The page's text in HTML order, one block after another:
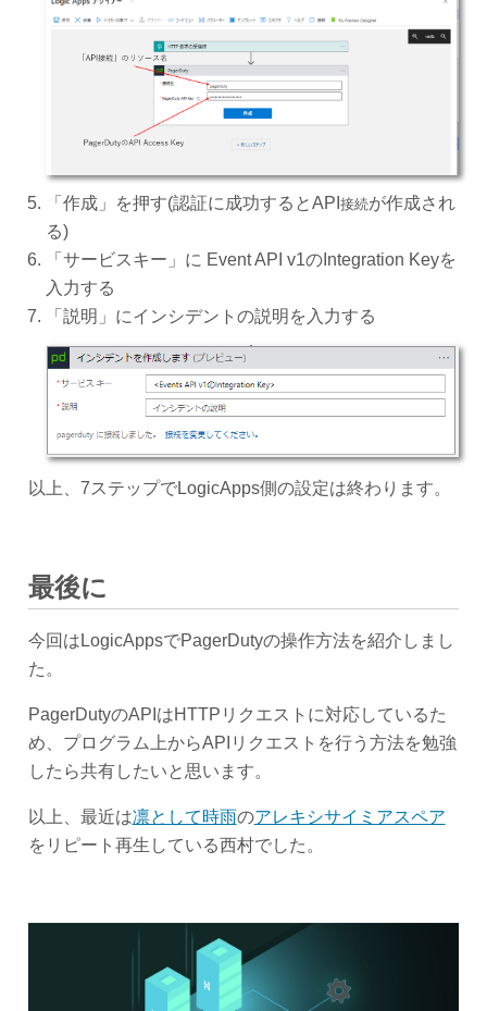
「作成」を押す(認証に成功するとAPI 接続が作成され
る)
「サービスキー」に Event API v1のIntegration Keyを
入力する
「説明」にインシデントの説明を入力する
以上、7ステップでLogicApps側の設定は終わります。
最後に
今回はLogicAppsでPagerDutyの操作方法を紹介しまし
た。
PagerDutyのAPIはHTTPリクエストに対応しているた
め、プログラム上からAPIリクエストを行う方法を勉強
したら共有したいと思います。
以上、最近は凛として時雨のアレキシサイミアスペア
をリピート再生している西村でした。